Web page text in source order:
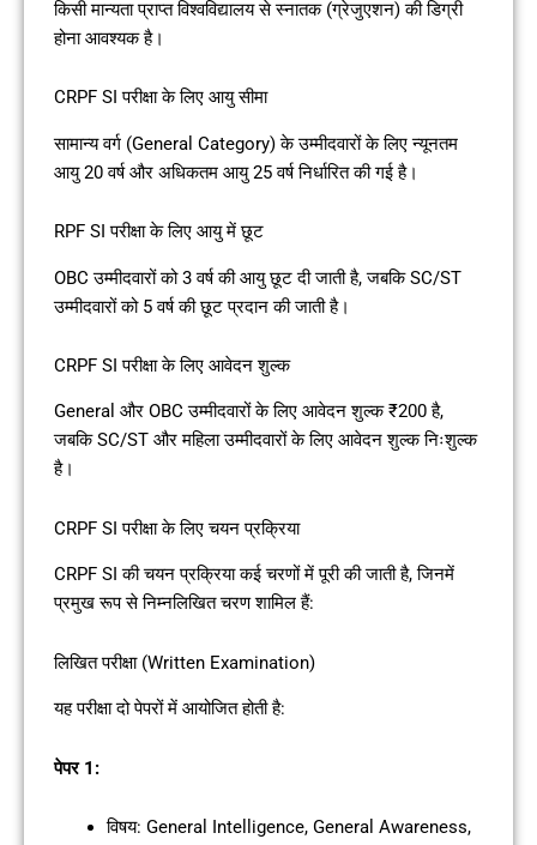
किसी मान्यता प्राप्त विश्वविद्यालय से स्नातक (ग्रेजुएशन) की डिग्री
होना आवश्यक है।
CRPF SI परीक्षा के लिए आयु सीमा
सामान्य वर्ग (General Category) के उम्मीदवारों के लिए न्यूनतम
आयु 20 वर्ष और अधिकतम आयु 25 वर्ष निर्धारित की गई है।
RPF SI परीक्षा के लिए आयु में छूट
OBC उम्मीदवारों को 3 वर्ष की आयु छूट दी जाती है, जबकि SC/ST
उम्मीदवारों को 5 वर्ष की छूट प्रदान की जाती है।
CRPF SI परीक्षा के लिए आवेदन शुल्क
General और OBC उम्मीदवारों के लिए आवेदन शुल्क ₹200 है,
जबकि SC/ST और महिला उम्मीदवारों के लिए आवेदन शुल्क निःशुल्क
है।
CRPF SI परीक्षा के लिए चयन प्रक्रिया
CRPF SI की चयन प्रक्रिया कई चरणों में पूरी की जाती है, जिनमें
प्रमुख रूप से निम्नलिखित चरण शामिल हैं:
लिखित परीक्षा (Written Examination)
यह परीक्षा दो पेपरों में आयोजित होती है:
पेपर 1:
विषय: General Intelligence, General Awareness,